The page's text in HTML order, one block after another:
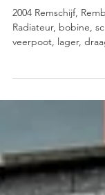
Automaat
2004 Remschijf,
Radiateur, bobine,
koplamp,...